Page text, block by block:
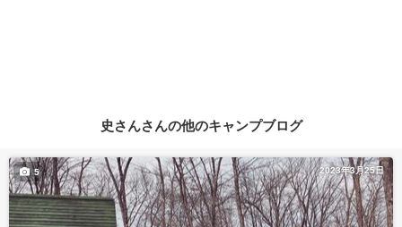
史さんさんの他のキャンプブログ
2023年3月25日
5